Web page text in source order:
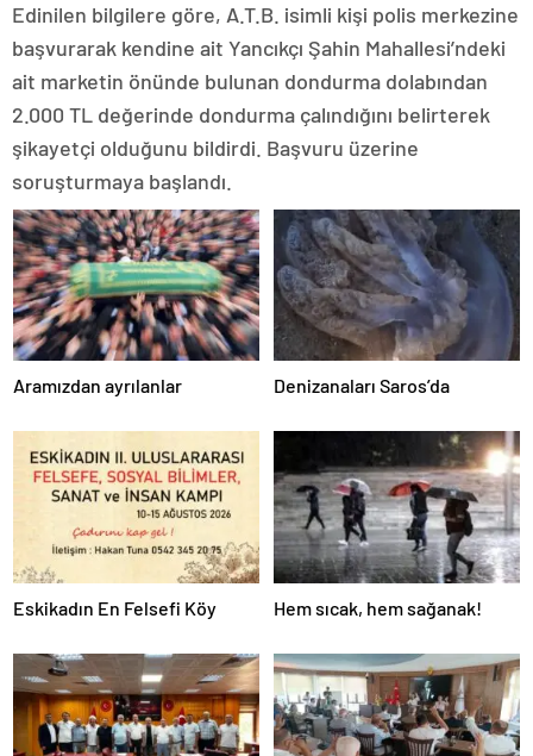
Edinilen bilgilere göre, A.T.B. isimli kişi polis merkezine
başvurarak kendine ait Yancıkçı Şahin Mahallesi’ndeki
ait marketin önünde bulunan dondurma dolabından
2.000 TL değerinde dondurma çalındığını belirterek
şikayetçi olduğunu bildirdi. Başvuru üzerine
soruşturmaya başlandı.
Aramızdan ayrılanlar Denizanaları Saros’da
Eskikadın En Felsefi Köy Hem sıcak, hem sağanak!